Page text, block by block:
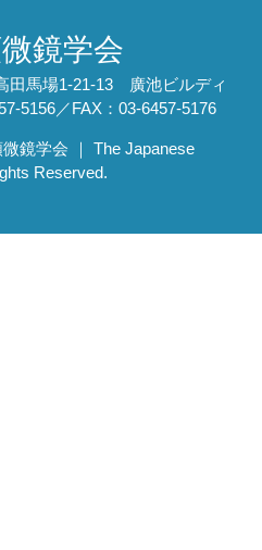
鏡学会
田馬場1-21-13 廣池ビルディ
5156／FAX：03-6457-5176
鏡学会 ｜ The Japanese
Reserved.